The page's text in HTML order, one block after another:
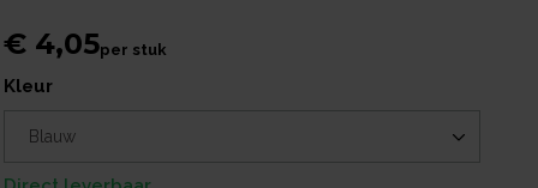
€ 4,05per stuk
kleur